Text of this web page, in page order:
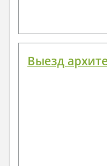
Выезд